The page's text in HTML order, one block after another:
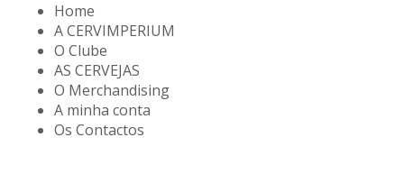
Home
A CERVIMPERIUM
O Clube
AS CERVEJAS
O Merchandising
A minha conta
Os Contactos